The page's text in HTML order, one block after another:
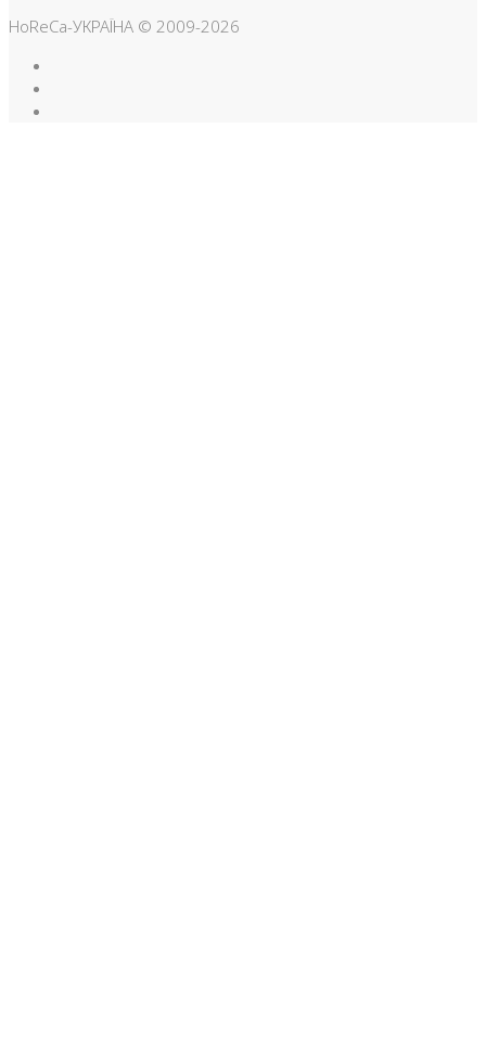
HoReCa-УКРАЇНА © 2009-2026